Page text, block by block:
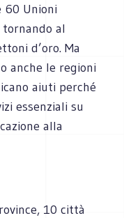
60 Unioni
al
d’oro. Ma
anche le regioni
aiuti perché
essenziali su
alla
10 città